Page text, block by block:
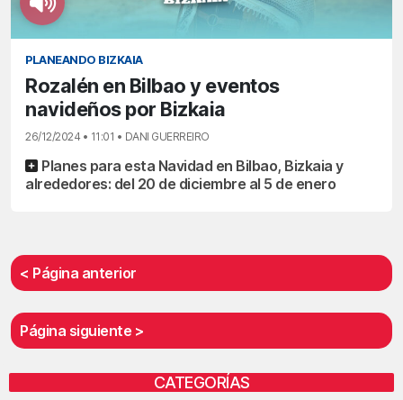
PLANEANDO BIZKAIA
Rozalén en Bilbao y eventos
navideños por Bizkaia
26/12/2024 • 11:01 • DANI GUERREIRO
Planes para esta Navidad en Bilbao, Bizkaia y
alrededores: del 20 de diciembre al 5 de enero
< Página anterior
Página siguiente >
CATEGORÍAS